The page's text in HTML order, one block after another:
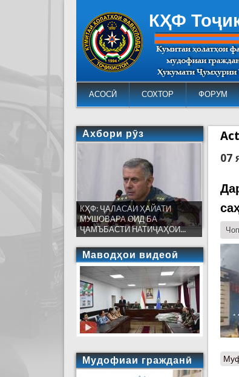
КҲФ
АСОСӢ СОХТОР ФОРУМ
07
Ахбори рӯз
КҲФ: ҶАЛАСАИ ҲАЙАТИ
МУШОВАРА ОИД БА
ҶАМЪБАСТИ НАТИҶАҲОИ...
Маводҳои видеоӣ
Мудофиаи гражданӣ